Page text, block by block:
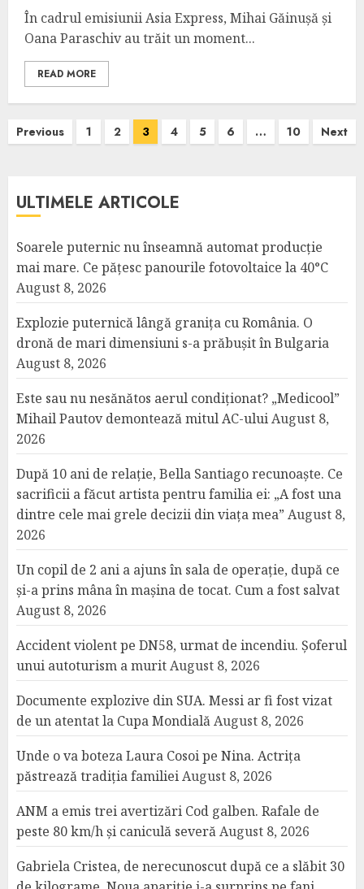
În cadrul emisiunii Asia Express, Mihai Găinușă și
Oana Paraschiv au trăit un moment...
READ MORE
Posts
Previous 1 2 3 4 5 6 … 10 Next
ULTIMELE ARTICOLE
Soarele puternic nu înseamnă automat producție
mai mare. Ce pățesc panourile fotovoltaice la 40°C
August 8, 2026
Explozie puternică lângă granița cu România. O
dronă de mari dimensiuni s-a prăbușit în Bulgaria
August 8, 2026
Este sau nu nesănătos aerul condiționat? „Medicool”
Mihail Pautov demontează mitul AC-uluiAugust 8,
2026
După 10 ani de relație, Bella Santiago recunoaște. Ce
sacrificii a făcut artista pentru familia ei: „A fost una
dintre cele mai grele decizii din viața mea” August 8,
2026
Un copil de 2 ani a ajuns în sala de operație, după ce
și-a prins mâna în mașina de tocat. Cum a fost salvat
August 8, 2026
Accident violent pe DN58, urmat de incendiu. Șoferul
unui autoturism a muritAugust 8, 2026
Documente explozive din SUA. Messi ar fi fost vizat
de un atentat la Cupa MondialăAugust 8, 2026
Unde o va boteza Laura Cosoi pe Nina. Actrița
păstrează tradiția familieiAugust 8, 2026
ANM a emis trei avertizări Cod galben. Rafale de
peste 80 km/h și caniculă severăAugust 8, 2026
Gabriela Cristea, de nerecunoscut după ce a slăbit 30